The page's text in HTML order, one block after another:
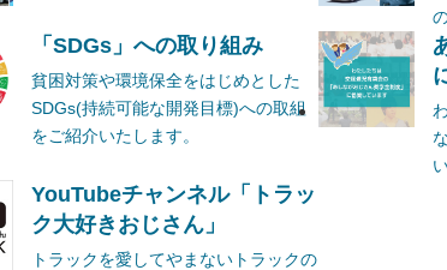
「SDGs」への取り組み
貧困対策や環境保全をはじめとした
SDGs(持続可能な開発目標)への取組
をご紹介いたします。
YouTubeチャンネル「トラッ
ク大好きおじさん」
トラックを愛してやまないトラックの